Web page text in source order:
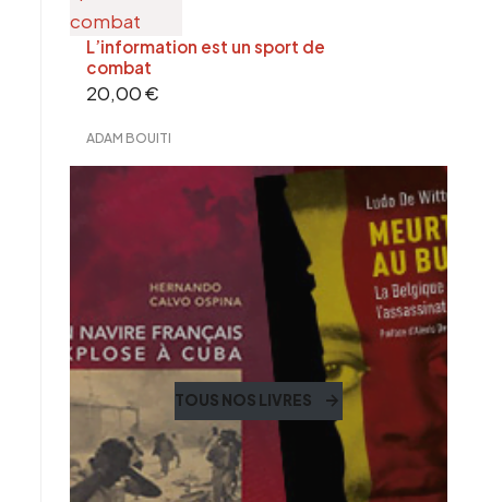
L’information est un sport de
combat
20,00€
ADAM BOUITI
TOUS NOS LIVRES